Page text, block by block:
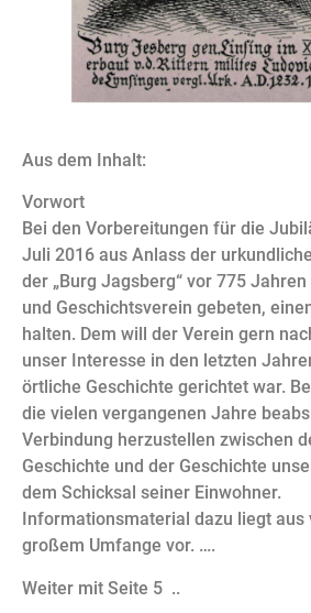
Aus dem Inhalt:
Vorwort
Bei den Vorbereitungen für die
Juli 2016 aus Anlass der
der „Burg Jagsberg“ vor 775
und Geschichtsverein gebeten,
halten. Dem will der Verein gern
unser Interesse in den letzten
örtliche Geschichte gerichtet war.
die vielen vergangenen Jahre
Verbindung herzustellen zwischen
Geschichte und der Geschichte
dem Schicksal seiner Einwohner.
Informationsmaterial dazu liegt aus
großem Umfange vor. ….
Weiter mit Seite 5 ..